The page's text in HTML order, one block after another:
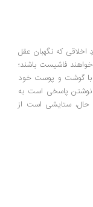
که نگهبان عقل
باشند؛
و پوست خود
پاسخی است به
است از